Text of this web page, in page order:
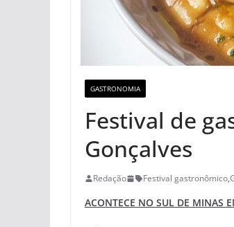
GASTRONOMIA
Festival de
Gonçalves
Redação Festival gastronômico,
ACONTECE NO SUL DE MINAS